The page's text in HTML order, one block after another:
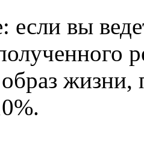
если вы
жизни,